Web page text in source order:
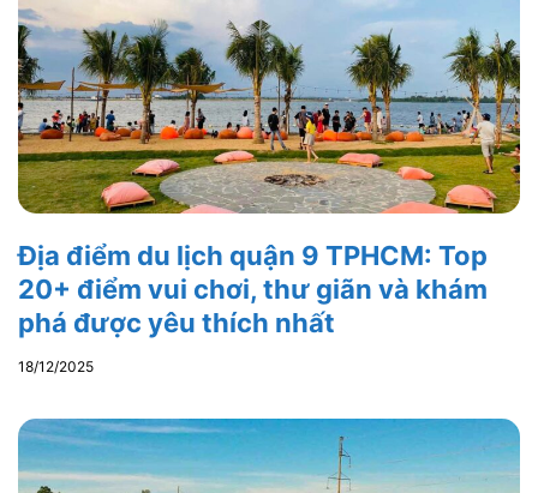
Địa điểm du lịch quận 9 TPHCM: Top
20+ điểm vui chơi, thư giãn và khám
phá được yêu thích nhất
18/12/2025